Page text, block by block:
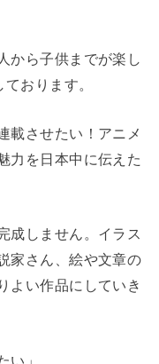
から子供までが楽し
おります。
載させたい！アニメ
力を日本中に伝えた
成しません。イラス
家さん、絵や文章の
よい作品にしていき
い」